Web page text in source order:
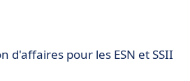
d'affaires pour les ESN et SSII